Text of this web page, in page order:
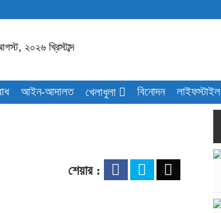
২০২৬ খ্রিস্টাব্দ
আইন-আদালত খেলাধুলা বিনোদন লাইফস্টাইল
শেয়ার :